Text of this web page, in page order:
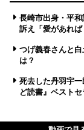
長崎市出身・平
訴え「愛があれ
つげ義春さんと
は？
死去した丹羽宇
ど読書』ベストセ